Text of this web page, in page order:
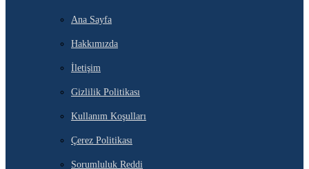
Ana Sayfa
Hakkımızda
İletişim
Gizlilik Politikası
Kullanım Koşulları
Çerez Politikası
Sorumluluk Reddi